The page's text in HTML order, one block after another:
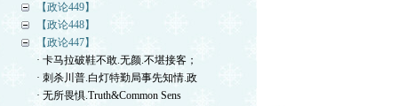
【政论449】
【政论448】
【政论447】
· 卡马拉破鞋不敢.无颜.不堪接客；
· 刺杀川普.白灯特勤局事先知情.政
· 无所畏惧.Truth&Common Sens